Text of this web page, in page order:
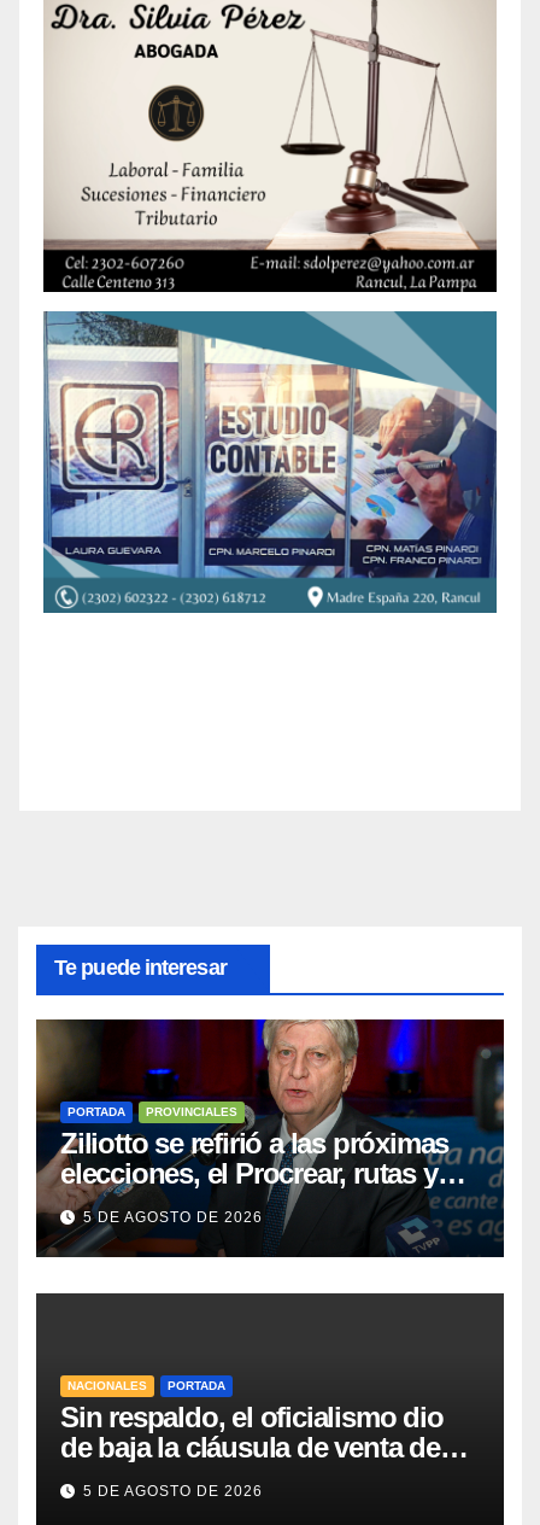
Te puede interesar
PORTADA PROVINCIALES
Ziliotto se refirió a las próximas
elecciones, el Procrear, rutas y
Vaca Muerta
5 DE AGOSTO DE 2026
NACIONALES PORTADA
Sin respaldo, el oficialismo dio
de baja la cláusula de venta de
tierras a extranjeros para salvar la
sesión
5 DE AGOSTO DE 2026